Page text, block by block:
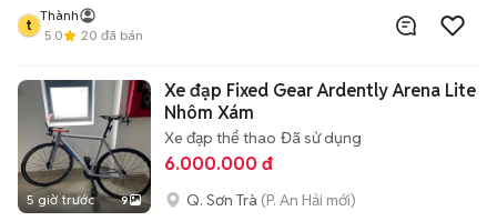
t
Thành
5.0
20 đã bán
5 giờ trước 9
Xe đạp Fixed Gear Ardently Arena Lite
Nhôm Xám
Xe đạp thể thao Đã sử dụng
6.000.000 đ
Q. Sơn Trà (P. An Hải mới)